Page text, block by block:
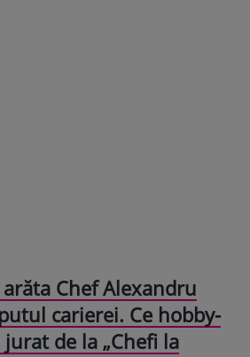
Chef Alexandru
carierei. Ce hobby-
de la „Chefi la